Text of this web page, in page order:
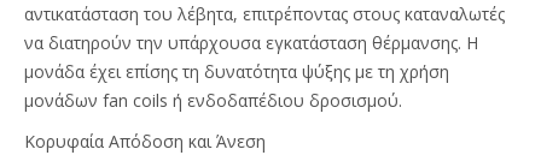
αντικατάσταση του λέβητα, επιτρέποντας στους καταναλωτές
να διατηρούν την υπάρχουσα εγκατάσταση θέρμανσης. Η
μονάδα έχει επίσης τη δυνατότητα ψύξης με τη χρήση
μονάδων fan coils ή ενδοδαπέδιου δροσισμού.
Κορυφαία Απόδοση και Άνεση